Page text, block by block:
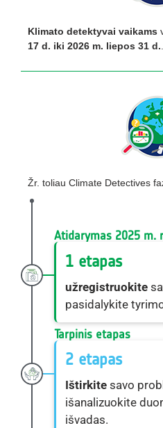
Klimato detektyvai vaikams
17 d. iki 2026 m. liepos 31 d..
Žr. toliau Climate Detectives
Atidarymas 2025 m.
1 etapas
užregistruokite
pasidalykite
Tarpinis etapas
2 etapas
Ištirkite savo
išanalizuokite
išvadas.